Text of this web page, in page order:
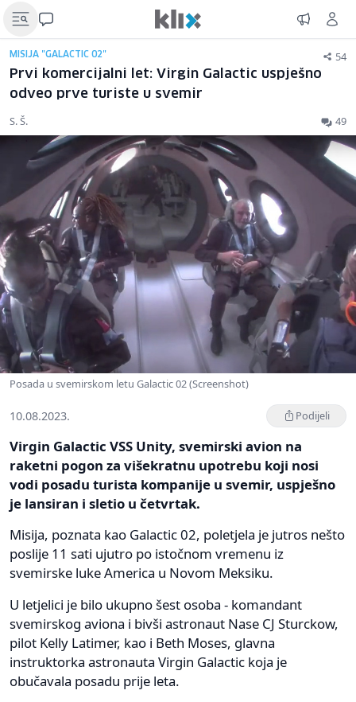
MISIJA "GALACTIC 02" 54
Prvi komercijalni let: Virgin Galactic uspješno
odveo prve turiste u svemir
S. Š. 49
Posada u svemirskom letu Galactic 02 (Screenshot)
10.08.2023. Podijeli
Virgin Galactic VSS Unity, svemirski avion na
raketni pogon za višekratnu upotrebu koji nosi
vodi posadu turista kompanije u svemir, uspješno
je lansiran i sletio u četvrtak.
Misija, poznata kao Galactic 02, poletjela je jutros nešto
poslije 11 sati ujutro po istočnom vremenu iz
svemirske luke America u Novom Meksiku.
U letjelici je bilo ukupno šest osoba - komandant
svemirskog aviona i bivši astronaut Nase CJ Sturckow,
pilot Kelly Latimer, kao i Beth Moses, glavna
instruktorka astronauta Virgin Galactic koja je
obučavala posadu prije leta.